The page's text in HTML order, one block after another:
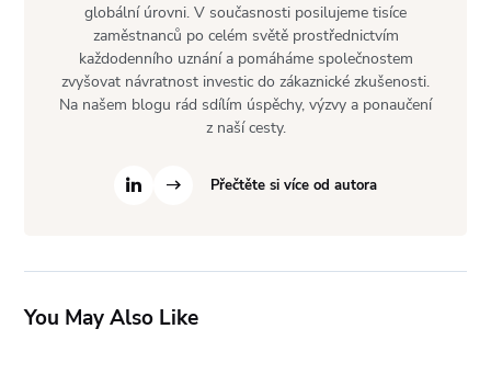
globální úrovni. V současnosti posilujeme tisíce
zaměstnanců po celém světě prostřednictvím
každodenního uznání a pomáháme společnostem
zvyšovat návratnost investic do zákaznické zkušenosti.
Na našem blogu rád sdílím úspěchy, výzvy a ponaučení
z naší cesty.
Přečtěte si více od autora
You May Also Like